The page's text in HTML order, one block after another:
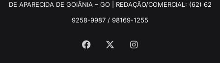
DE APARECIDA DE GOIÂNIA – GO | REDAÇÃO/COMERCIAL: (62) 62
9258-9987 / 98169-1255
Facebook Instagram